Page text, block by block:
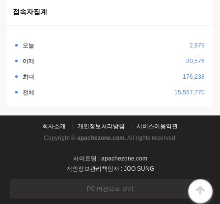
접속자집계
오늘 2,879
어제 20,576
최대 176,238
전체 15,557,770
회사소개 개인정보처리방침
서비스이용약관
Copyright © apachezone.com.All rights reserved.
사이트명 : apachezone.com
개인정보관리책임자 : JOO SUNG
PC 버전으로 보기